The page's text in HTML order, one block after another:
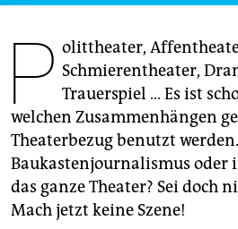
fragen & hilfe
unterstützen
abo
genossenschaft
epaper login
P olittheater,
Schmierentheater,
Trauerspiel … Es ist
welchen Zusammenhängen
Theaterbezug benutzt
Baukasten­journalismus oder
das ganze Theater? Sei doch
Mach jetzt keine Szene!